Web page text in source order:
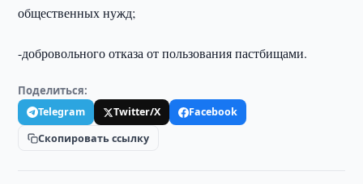
общественных нужд;
-добровольного отказа от пользования пастбищами.
Поделиться:
Telegram Twitter/X
Facebook
Скопировать ссылку